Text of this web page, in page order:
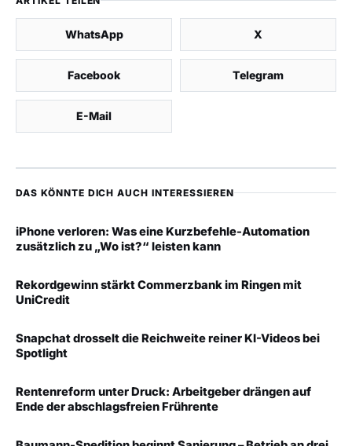
WhatsApp X
Facebook Telegram
E-Mail
DAS KÖNNTE DICH AUCH INTERESSIEREN
iPhone verloren: Was eine Kurzbefehle-Automation
zusätzlich zu „Wo ist?“ leisten kann
Rekordgewinn stärkt Commerzbank im Ringen mit
UniCredit
Snapchat drosselt die Reichweite reiner KI-Videos bei
Spotlight
Rentenreform unter Druck: Arbeitgeber drängen auf
Ende der abschlagsfreien Frührente